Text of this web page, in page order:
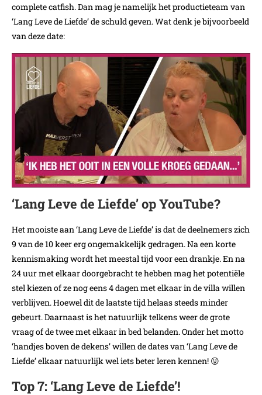
complete catfish. Dan mag je namelijk het productieteam van
‘Lang Leve de Liefde’ de schuld geven. Wat denk je bijvoorbeeld
van deze date:
‘Lang Leve de Liefde’ op YouTube?
Het mooiste aan ‘Lang Leve de Liefde’ is dat de deelnemers zich
9 van de 10 keer erg ongemakkelijk gedragen. Na een korte
kennismaking wordt het meestal tijd voor een drankje. En na
24 uur met elkaar doorgebracht te hebben mag het potentiële
stel kiezen of ze nog eens 4 dagen met elkaar in de villa willen
verblijven. Hoewel dit de laatste tijd helaas steeds minder
gebeurt. Daarnaast is het natuurlijk telkens weer de grote
vraag of de twee met elkaar in bed belanden. Onder het motto
‘handjes boven de dekens’ willen de dates van ‘Lang Leve de
Liefde’ elkaar natuurlijk wel iets beter leren kennen! 😛
Top 7: ‘Lang Leve de Liefde’!